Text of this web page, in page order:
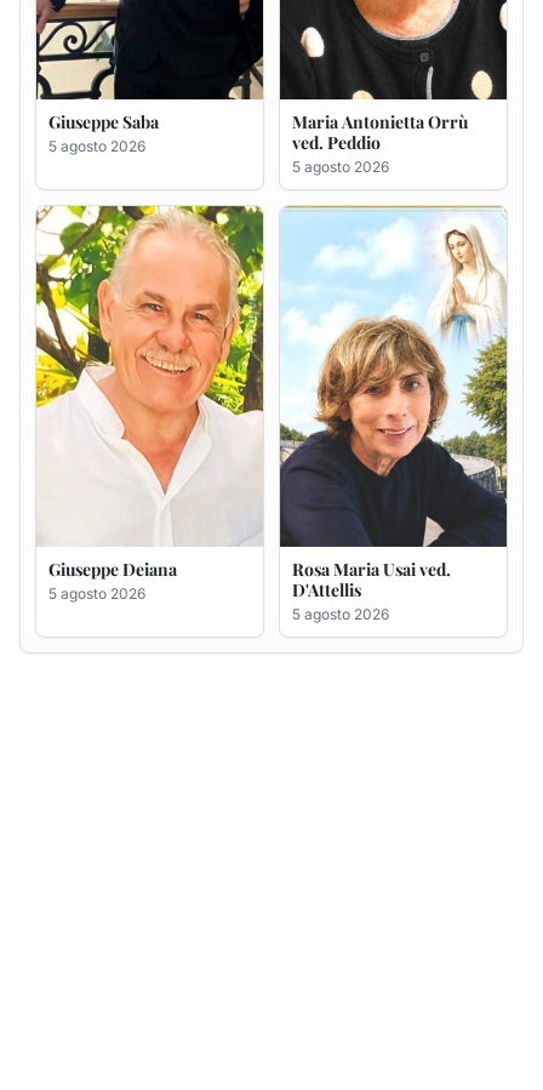
Giuseppe Saba
5 agosto 2026
Maria Antonietta Orrù
ved. Peddio
5 agosto 2026
Giuseppe Deiana
5 agosto 2026
Rosa Maria Usai ved.
D'Attellis
5 agosto 2026